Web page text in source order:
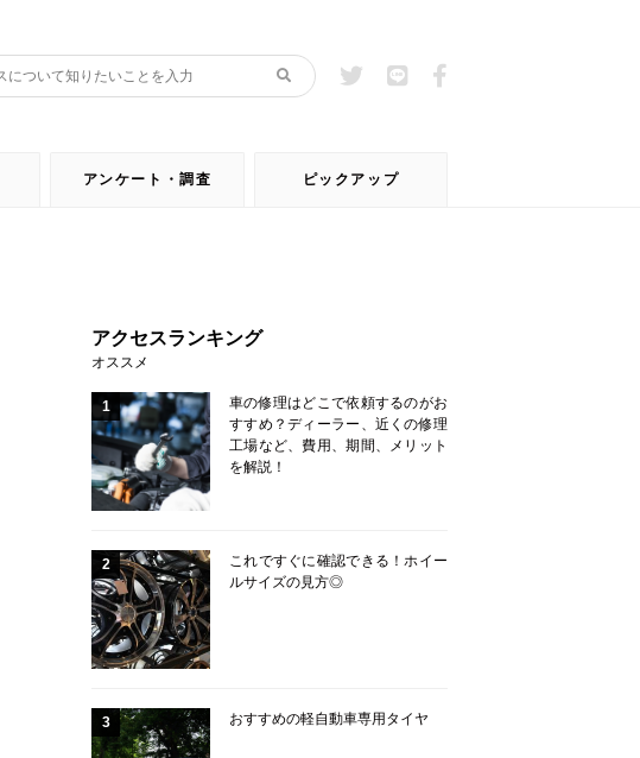
アンケート・調査 ピックアップ
アクセスランキング
オススメ
1
車の修理はどこで依頼するのがお
すすめ？ディーラー、近くの修理
工場など、費用、期間、メリット
を解説！
2
これですぐに確認できる！ホイー
ルサイズの見方◎
3 おすすめの軽自動車専用タイヤ